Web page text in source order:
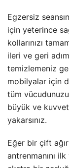
Egzersiz
için yeterince
kollarınızı
ileri ve geri
temizlemeniz
mobilyalar için
tüm
büyük ve
yakarsınız.
Eğer bir çift
antrenmanını ilk